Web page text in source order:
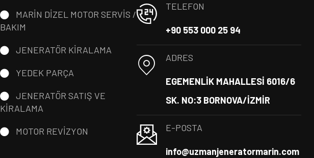
MARİN DİZEL MOTOR SERVİS /
BAKIM
JENERATÖR KİRALAMA
YEDEK PARÇA
JENERATÖR SATIŞ VE
KİRALAMA
MOTOR REVİZYON
TELEFON
+90 553 000 25 94
ADRES
EGEMENLİK MAHALLESİ 6016/6
SK. NO:3 BORNOVA/İZMİR
E-POSTA
info@uzmanjeneratormarin.com